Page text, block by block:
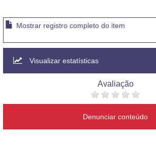
Mostrar registro completo do item
Visualizar estatísticas
Avaliação
Denunciar conteúdo